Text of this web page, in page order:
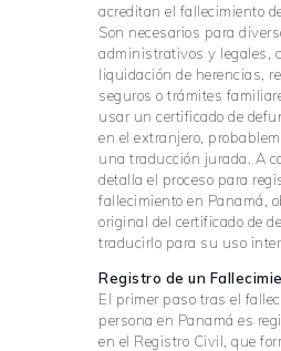
acreditan el fallecimiento
Son necesarios para
administrativos y legales,
liquidación de herencias,
seguros o trámites
usar un certificado de
en el extranjero,
una traducción jurada. A
detalla el proceso para
fallecimiento en Panamá,
original del certificado de
traducirlo para su uso
Registro de un
El primer paso tras el
persona en Panamá es
en el Registro Civil, que